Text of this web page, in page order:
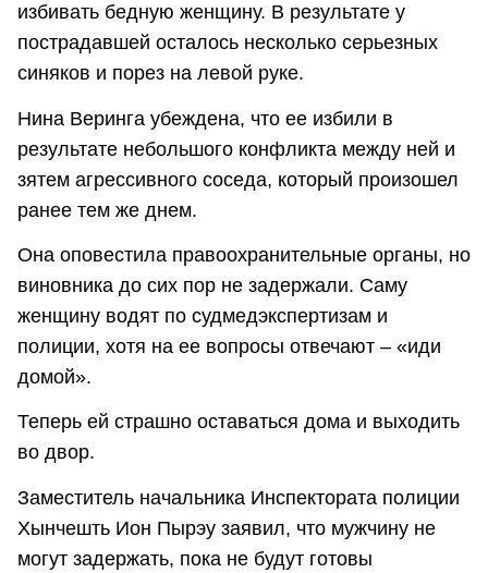
избивать бедную женщину. В результате у
пострадавшей осталось несколько серьезных
синяков и порез на левой руке.
Нина Веринга убеждена, что ее избили в
результате небольшого конфликта между ней и
зятем агрессивного соседа, который произошел
ранее тем же днем.
Она оповестила правоохранительные органы, но
виновника до сих пор не задержали. Саму
женщину водят по судмедэкспертизам и
полиции, хотя на ее вопросы отвечают – «иди
домой».
Теперь ей страшно оставаться дома и выходить
во двор.
Заместитель начальника Инспектората полиции
Хынчешть Ион Пырэу заявил, что мужчину не
могут задержать, пока не будут готовы